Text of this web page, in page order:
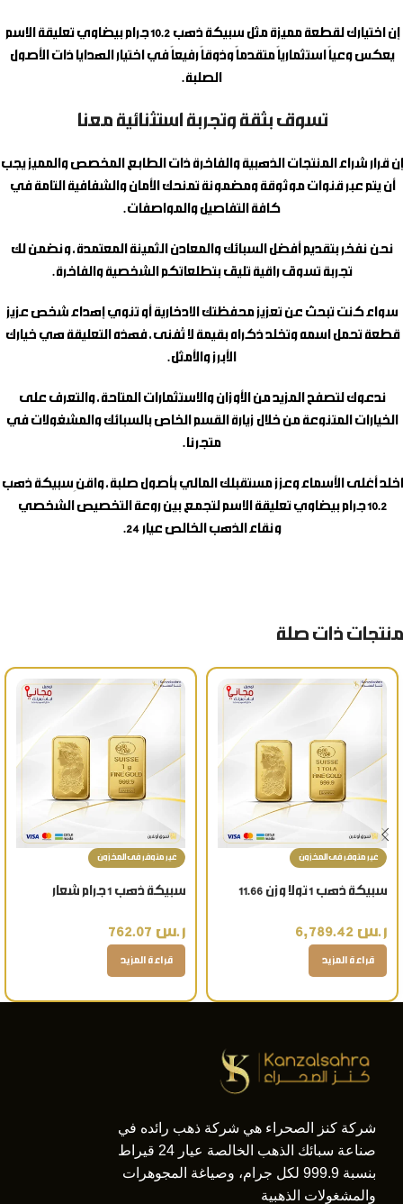
إن اختيارك لقطعة مميزة مثلسبيكة ذهب 10.2 جرام بيضاوي تعليقة الاسم
يعكس وعياً استثمارياً متقدماً وذوقاً رفيعاً في اختيار الهدايا ذات الأصول
الصلبة.
تسوق بثقة وتجربة استثنائية معنا
إن قرار شراء المنتجات الذهبية والفاخرة ذات الطابع المخصص والمميز يجب
أن يتم عبر قنوات موثوقة ومضمونة تمنحك الأمان والشفافية التامة في
كافة التفاصيل والمواصفات.
نحن نفخر بتقديم أفضل السبائك والمعادن الثمينة المعتمدة، ونضمن لك
تجربة تسوق راقية تليق بتطلعاتكم الشخصية والفاخرة.
سواء كنت تبحث عن تعزيز محفظتك الادخارية أو تنوي إهداء شخص عزيز
قطعة تحمل اسمه وتخلد ذكراه بقيمة لا تُفنى، فهذه التعليقة هي خيارك
الأبرز والأمثل.
ندعوك لتصفح المزيد من الأوزان والاستثمارات المتاحة، والتعرف على
الخيارات المتنوعة من خلال زيارة القسم الخاص بالسبائك والمشغولات في
متجرنا.
اخلد أغلى الأسماء وعزز مستقبلك المالي بأصول صلبة، واقنِسبيكة ذهب
10.2 جرام بيضاوي تعليقة الاسم
لتجمع بين روعة التخصيص الشخصي
ونقاء الذهب الخالص عيار 24.
منتجات ذات صلة
غير متوفر فى المخزون
سبيكة ذهب 1 تولا وزن 11.66
ر.س
قراءة المزيد
غير متوفر فى المخزون
سبيكة ذهب 1 جرام شعار
ر.س
قراءة المزيد
شركة كنز الصحراء هي شركة ذهب رائده في
صناعة سبائك الذهب الخالصة عيار 24 قيراط
بنسبة 999.9 لكل جرام، وصياغة المجوهرات
والمشغولات الذهبية